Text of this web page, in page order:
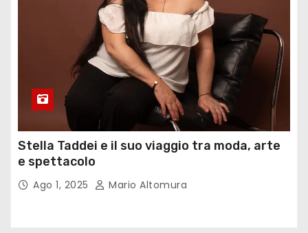
Stella Taddei e il suo viaggio tra moda, arte
e spettacolo
Ago 1, 2025 Mario Altomura